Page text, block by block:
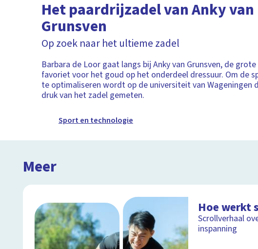
Het paardrijzadel van Anky van
Grunsven
Op zoek naar het ultieme zadel
Barbara de Loor gaat langs bij Anky van Grunsven, de grote
favoriet voor het goud op het onderdeel dressuur. Om de
te optimaliseren wordt op de universiteit van Wageningen
druk van het zadel gemeten.
Sport en technologie
Meer
Hoe werkt
Scrollverhaal
inspanning